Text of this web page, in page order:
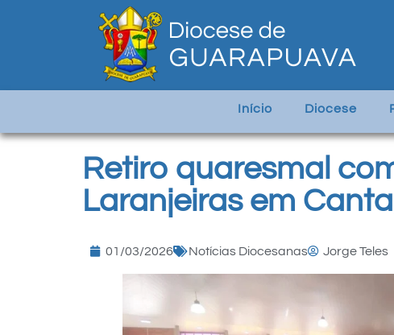
Início Diocese
Retiro quaresmal
Laranjeiras em
01/03/2026 Notícias Diocesanas Jorge Teles